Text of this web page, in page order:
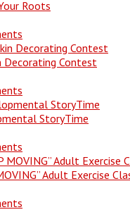
Roots
Decorating Contest
StoryTime
Adult Exercise